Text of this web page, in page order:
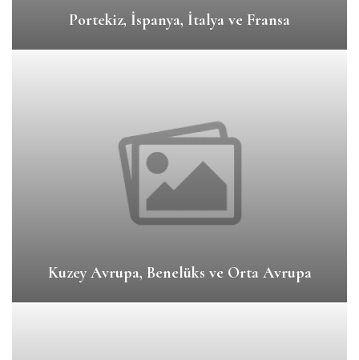
Portekiz, İspanya, İtalya ve Fransa
Kuzey Avrupa, Benelüks ve Orta Avrupa